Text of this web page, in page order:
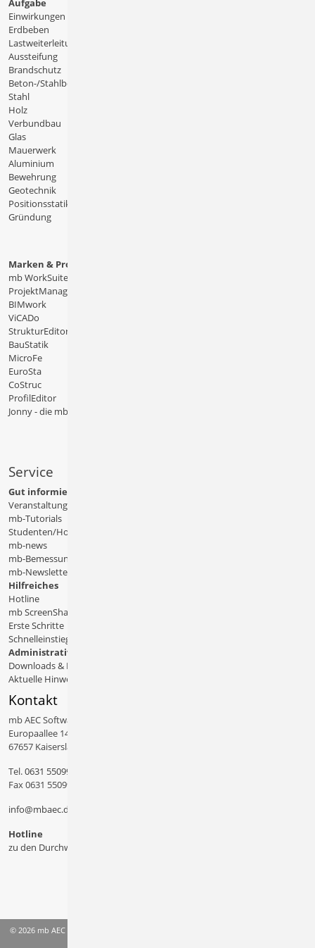
Aufgabe
Einwirkungen
Erdbeben
Lastweiterleitung
Aussteifung
Brandschutz
Beton-/Stahlbeton
Stahl
Holz
Verbundbau
Glas
Mauerwerk
Aluminium
Bewehrung
Geotechnik
Positionsstatik
Gründung
Marken & Produkte
mb WorkSuite
ProjektManager
BIMwork
ViCADo
StrukturEditor
BauStatik
MicroFe
EuroSta
CoStruc
ProfilEditor
Jonny - die mb-App
Service
Gut informiert
Veranstaltungen
mb-Tutorials
Studenten/Hochschule
mb-news
mb-Bemessungstafeln
mb-Newsletter
Hilfreiches
Hotline
mb ScreenShare
Erste Schritte
Schnelleinstiege & Doku
Administratives
Downloads & Patches
Aktuelle Hinweise
Kontakt
mb AEC Software GmbH
Europaallee 14
67657 Kaiserslautern
Tel.0631 550999 11
Fax 0631 550999 20
info@mbaec.de
Hotline
zu den Durchwahlen
© 2026 mb AEC Software GmbH